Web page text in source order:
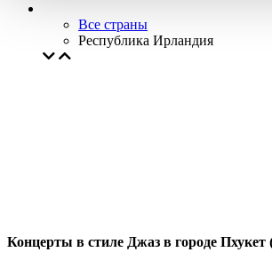
Все страны
Республика Ирландия
Концерты в стиле Джаз в городе Пхукет